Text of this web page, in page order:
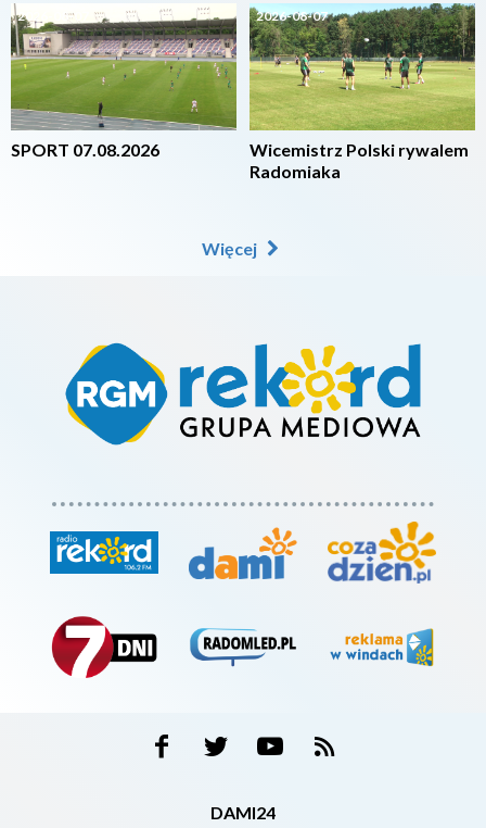
2026-08-07
SPORT 07.08.2026
2026-08-07
Wicemistrz Polski rywalem
Radomiaka
Więcej
DAMI24